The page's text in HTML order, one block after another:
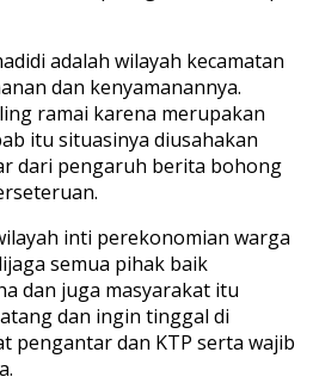
adalah wilayah kecamatan
dan kenyamanannya.
ramai karena merupakan
itu situasinya diusahakan
dari pengaruh berita bohong
inti perekonomian warga
semua pihak baik
dan juga masyarakat itu
dan ingin tinggal di
pengantar dan KTP serta wajib